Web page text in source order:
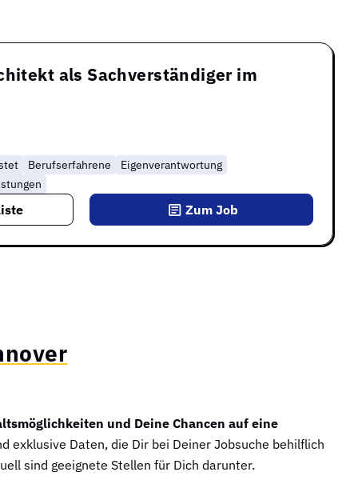
als Sachverständiger im
Berufserfahrene
Eigenverantwortung
Zum Job
und Deine Chancen auf eine
Daten, die Dir bei Deiner Jobsuche behilflich
sind geeignete Stellen für Dich darunter.